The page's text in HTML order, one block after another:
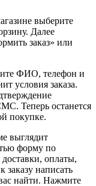
выберите
Далее
заказ» или
ФИО, телефон и
условия заказа.
Теперь останется
покупке.
выглядит
форму по
оплаты,
заказу написать
найти. Нажмите